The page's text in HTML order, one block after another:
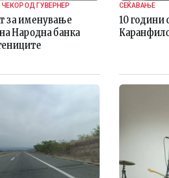
ОД ГУВЕРНЕР
за именување
Народна банка
СЕЌАВАЊЕ
10 години